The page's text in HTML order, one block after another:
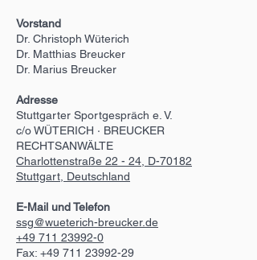
Vorstand
Dr. Christoph Wüterich
Dr. Matthias Breucker
Dr. Marius Breucker
Adresse
Stuttgarter Sportgespräch e. V.
c/o WÜTERICH ∙ BREUCKER
RECHTSANWÄLTE
Charlottenstraße 22 - 24, D-70182
Stuttgart, Deutschland
E-Mail und Telefon
ssg@wueterich-breucker.de
+49 711 23992-0
Fax: +49 711 23992-29